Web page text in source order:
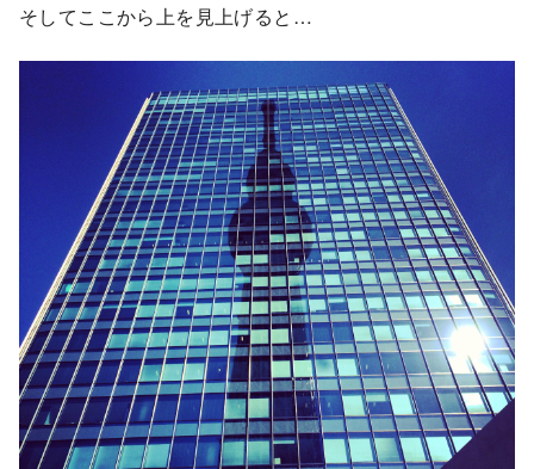
そしてここから上を見上げると…